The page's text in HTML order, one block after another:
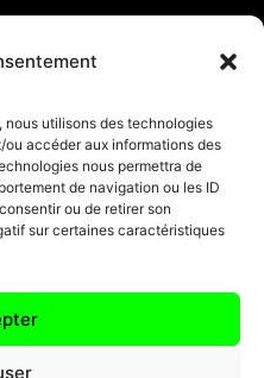
nous utilisons des technologies
accéder aux informations des
nous permettra de
de navigation ou les ID
ou de retirer son
sur certaines caractéristiques